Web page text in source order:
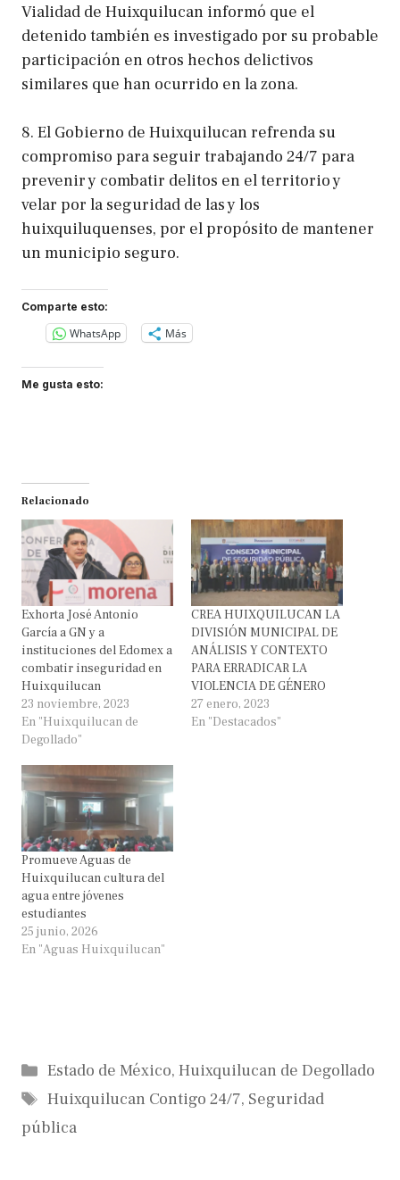
Vialidad de Huixquilucan informó que el
detenido también es investigado por su probable
participación en otros hechos delictivos
similares que han ocurrido en la zona.
8. El Gobierno de Huixquilucan refrenda su
compromiso para seguir trabajando 24/7 para
prevenir y combatir delitos en el territorio y
velar por la seguridad de las y los
huixquiluquenses, por el propósito de mantener
un municipio seguro.
Comparte esto:
WhatsApp Más
Me gusta esto:
Relacionado
Exhorta José Antonio
García a GN y a
instituciones del Edomex a
combatir inseguridad en
Huixquilucan
23 noviembre, 2023
En "Huixquilucan de
Degollado"
CREA HUIXQUILUCAN LA
DIVISIÓN MUNICIPAL DE
ANÁLISIS Y CONTEXTO
PARA ERRADICAR LA
VIOLENCIA DE GÉNERO
27 enero, 2023
En "Destacados"
Promueve Aguas de
Huixquilucan cultura del
agua entre jóvenes
estudiantes
25 junio, 2026
En "Aguas Huixquilucan"
Categorías
Estado de México, Huixquilucan de Degollado
Etiquetas
Huixquilucan Contigo 24/7, Seguridad
pública